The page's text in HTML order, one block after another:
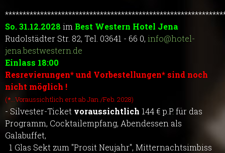
So. 31.12.2028 im Best Western Hotel Jena
Rudolstädter Str. 82, Tel. 03641 - 66 0, info@hotel-
jena.bestwestern.de
Einlass 18:00
Resrevierungen* und Vorbestellungen* sind noch
nicht möglich !
(*...Voraussichtlich erst ab Jan./Feb. 2028)
- Silvester-Ticket voraussichtlich 144 € p.P. für das
Programm, Cocktailempfang, Abendessen als
Galabuffet,
1 Glas Sekt zum "Prosit Neujahr", Mitternachtsimbiss